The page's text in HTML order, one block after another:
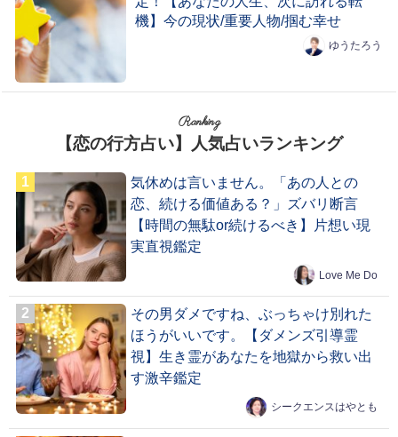
機】今の現状/重要人物/掴む幸せ
ゆうたろう
Ranking
【恋の行方占い】人気占いランキング
気休めは言いません。「あの人との
恋、続ける価値ある？」ズバリ断言
【時間の無駄or続けるべき】片想い現
実直視鑑定
Love Me Do
その男ダメですね、ぶっちゃけ別れた
ほうがいいです。【ダメンズ引導霊
視】生き霊があなたを地獄から救い出
す激辛鑑定
シークエンスはやとも